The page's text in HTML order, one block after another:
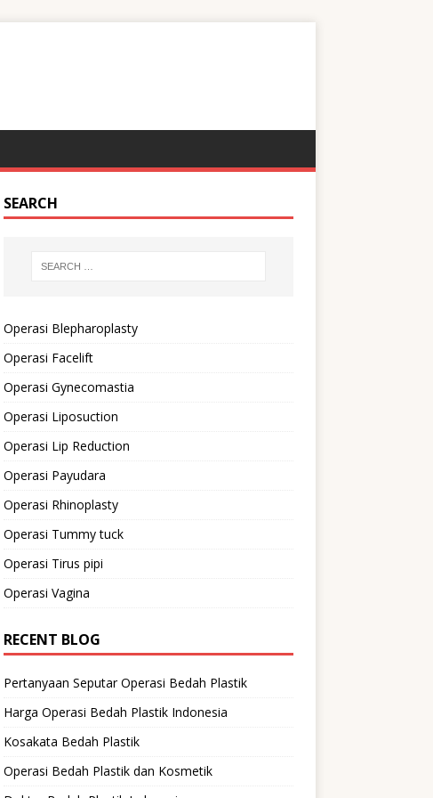
SEARCH
Operasi Blepharoplasty
Operasi Facelift
Operasi Gynecomastia
Operasi Liposuction
Operasi Lip Reduction
Operasi Payudara
Operasi Rhinoplasty
Operasi Tummy tuck
Operasi Tirus pipi
Operasi Vagina
RECENT BLOG
Pertanyaan Seputar Operasi Bedah Plastik
Harga Operasi Bedah Plastik Indonesia
Kosakata Bedah Plastik
Operasi Bedah Plastik dan Kosmetik